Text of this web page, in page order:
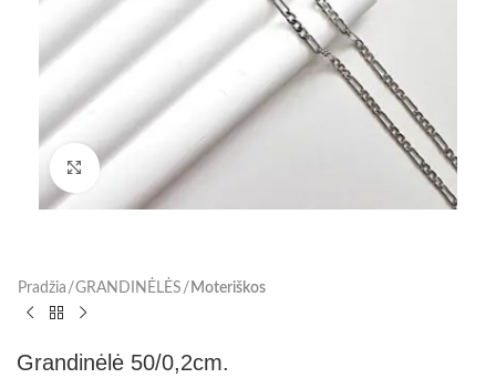
Paspauskite, kad padidinti
Pradžia GRANDINĖLĖS Moteriškos
Grandinėlė 50/0,2cm.